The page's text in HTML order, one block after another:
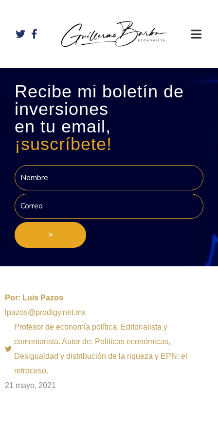
Recibe mi boletín de
inversiones
en tu email,
¡suscríbete!
>
Por: Luis Pazos
lpazos@prodigy.net.mx
Profesor de economía política. Editorialista y
comentarista. Autor de: Políticas económicas,
Desigualdad y distribución de la riqueza y EPN: el
retroceso.
21 mayo, 2021